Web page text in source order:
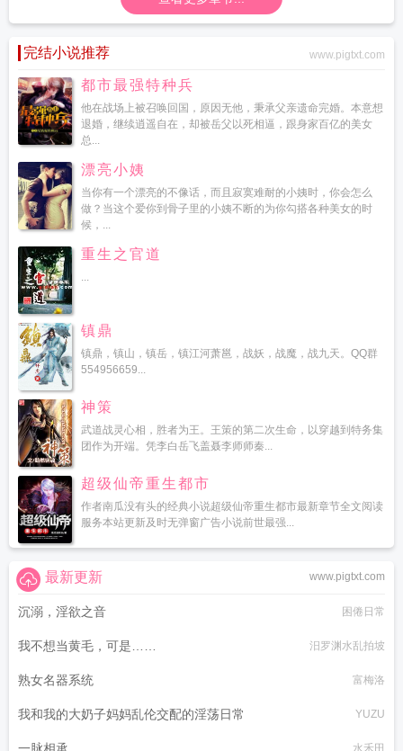
完结小说推荐 www.pigtxt.com
都市最强特种兵
他在战场上被召唤回国，原因无他，秉承父亲遗命完婚。本意想
退婚，继续逍遥自在，却被岳父以死相逼，跟身家百亿的美女
总...
漂亮小姨
当你有一个漂亮的不像话，而且寂寞难耐的小姨时，你会怎么
做？当这个爱你到骨子里的小姨不断的为你勾搭各种美女的时
候，...
重生之官道
...
镇鼎
镇鼎，镇山，镇岳，镇江河萧邕，战妖，战魔，战九天。QQ群
554956659...
神策
武道战灵心相，胜者为王。王策的第二次生命，以穿越到特务集
团作为开端。凭李白岳飞盖聂李师师秦...
超级仙帝重生都市
作者南瓜没有头的经典小说超级仙帝重生都市最新章节全文阅读
服务本站更新及时无弹窗广告小说前世最强...
www.pigtxt.com
最新更新
沉溺，淫欲之音 困倦日常
我不想当黄毛，可是…… 汨罗渊水乱拍坡
熟女名器系统 富梅洛
我和我的大奶子妈妈乱伦交配的淫荡日常 YUZU
水禾田